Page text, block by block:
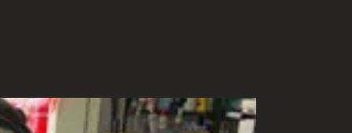
談も可能です。